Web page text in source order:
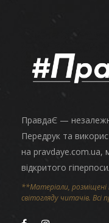
ПравдаЄ —
Передрук та
на pravdaye.com.ua,
відкритого
**Матеріали,
світогляду читачів. Всі